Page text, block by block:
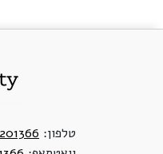
טלפון: